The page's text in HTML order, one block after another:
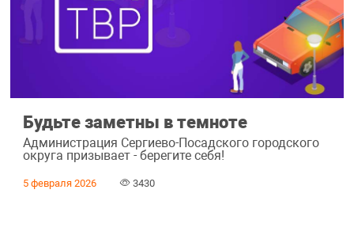
Будьте заметны в темноте
Администрация Сергиево-Посадского городского
округа призывает - берегите себя!
5 февраля 2026 3430